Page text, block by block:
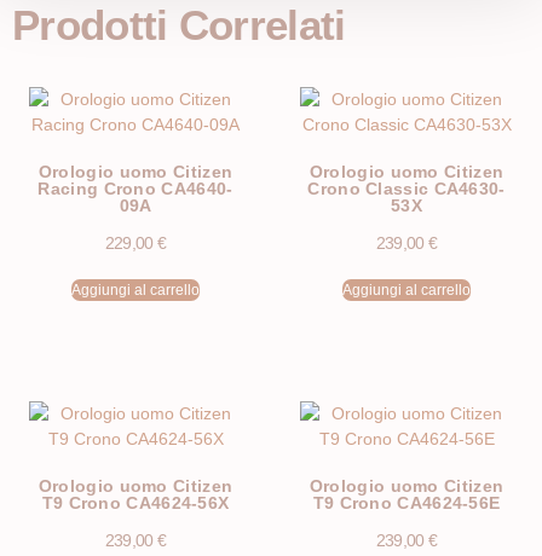
Prodotti Correlati
Orologio uomo Citizen
Racing Crono CA4640-
09A
229,00 €
Aggiungi al carrello
Orologio uomo Citizen
Crono Classic CA4630-
53X
239,00 €
Aggiungi al carrello
Orologio uomo Citizen
T9 Crono CA4624-56X
239,00 €
Orologio uomo Citizen
T9 Crono CA4624-56E
239,00 €